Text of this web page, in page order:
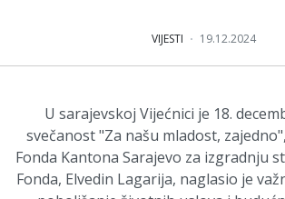
VIJESTI 19.12.2024
U sarajevskoj Vijećnici je 18.
svečanost "Za našu mladost,
Fonda Kantona Sarajevo za izgradnju
Fonda, Elvedin Lagarija, naglasio je